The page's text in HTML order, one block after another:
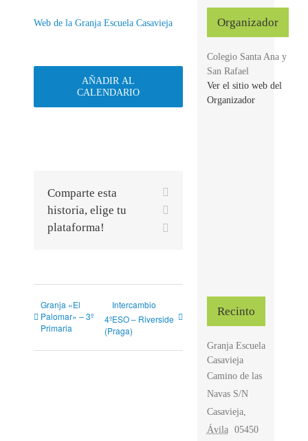
Web de la Granja Escuela Casavieja
AÑADIR AL
CALENDARIO
Comparte esta
historia, elige tu
plataforma!
Granja «El
Palomar» – 3º
Primaria
Intercambio
4ºESO – Riverside
(Praga)
Organizador
Colegio Santa Ana y
San Rafael
Ver el sitio web del
Organizador
Recinto
Granja Escuela
Casavieja
Camino de las
Navas S/N
Casavieja,
Ávila
05450